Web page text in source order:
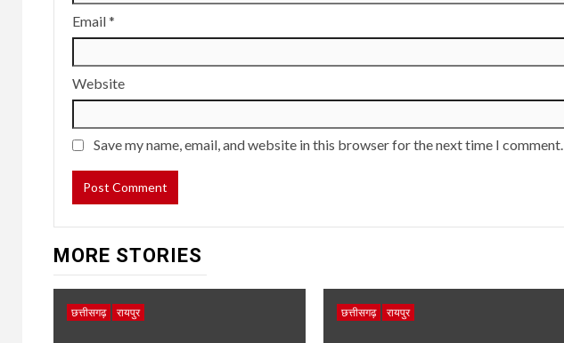
Email*
Website
Save my name, email, and website in this browser for the next time I comment.
MORE STORIES
छत्तीसगढ़ रायपुर छत्तीसगढ़ रायपुर